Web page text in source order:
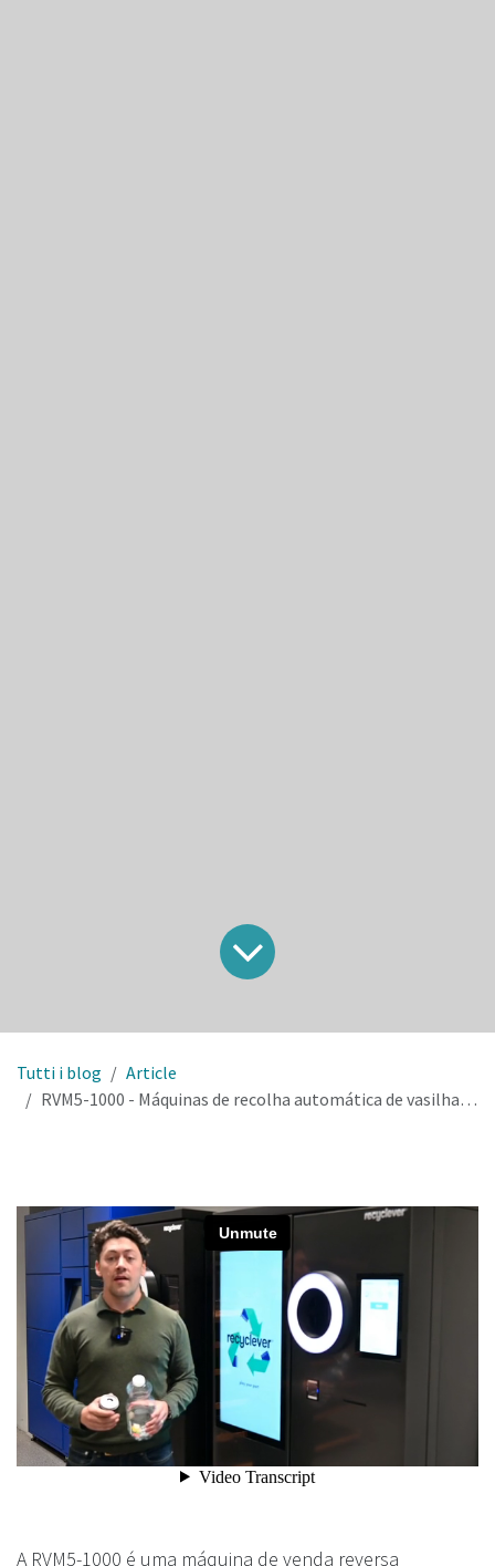
Tutti i blog
Article
RVM5-1000 - Máquinas de recolha automática de vasilhame para reciclagem de garrafas e latas (RVM)
A RVM5-1000 é uma máquina de venda reversa